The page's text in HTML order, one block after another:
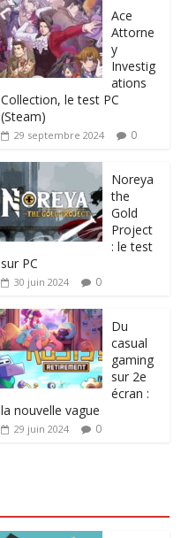
Ace
Attorne
y
Investig
ations
Collection, le test PC
(Steam)
29 septembre 2024 0
Noreya
the
Gold
Project
: le test
sur PC
30 juin 2024 0
Du
casual
gaming
sur 2e
écran :
la nouvelle vague
29 juin 2024 0